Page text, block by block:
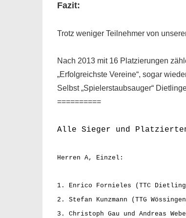
Fazit:
Trotz weniger Teilnehmer von
Nach 2013 mit 16 Platzierungen
„Erfolgreichste Vereine“, sogar
Selbst „Spielerstaubsauger“
==========
Alle Sieger und
Herren A, Einzel:
1. Enrico Fornieles (TTC
2. Stefan Kunzmann (TTG
3. Christoph Gau und Andreas